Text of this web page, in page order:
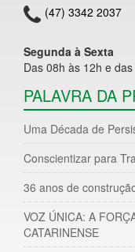
(47) 3342 2037
Segunda à Sexta
Das 08h às 12h e
PALAVRA DA
Uma Década de
Conscientizar para
36 anos de
VOZ ÚNICA: A
CATARINENSE